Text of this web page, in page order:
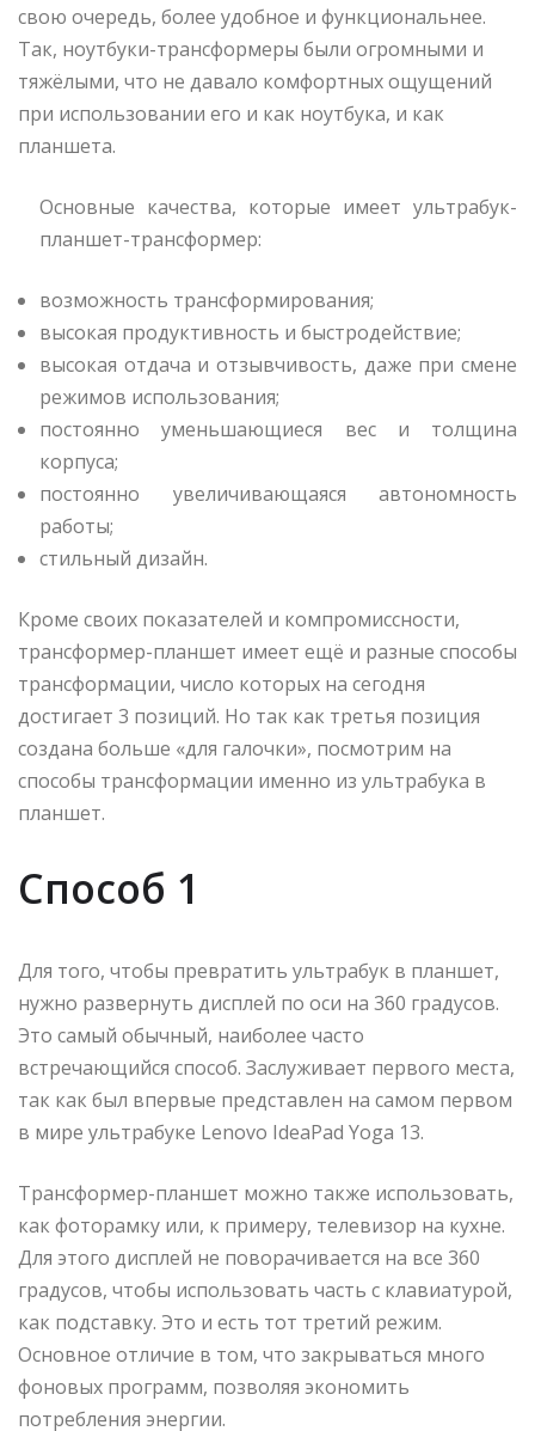
свою очередь, более удобное и функциональнее.
Так, ноутбуки-трансформеры были огромными и
тяжёлыми, что не давало комфортных ощущений
при использовании его и как ноутбука, и как
планшета.
Основные качества, которые имеет ультрабук-
планшет-трансформер:
возможность трансформирования;
высокая продуктивность и быстродействие;
высокая отдача и отзывчивость, даже при смене
режимов использования;
постоянно уменьшающиеся вес и толщина
корпуса;
постоянно увеличивающаяся автономность
работы;
стильный дизайн.
Кроме своих показателей и компромиссности,
трансформер-планшет имеет ещё и разные способы
трансформации, число которых на сегодня
достигает 3 позиций. Но так как третья позиция
создана больше «для галочки», посмотрим на
способы трансформации именно из ультрабука в
планшет.
Способ 1
Для того, чтобы превратить ультрабук в планшет,
нужно развернуть дисплей по оси на 360 градусов.
Это самый обычный, наиболее часто
встречающийся способ. Заслуживает первого места,
так как был впервые представлен на самом первом
в мире ультрабуке Lenovo IdeaPad Yoga 13.
Трансформер-планшет можно также использовать,
как фоторамку или, к примеру, телевизор на кухне.
Для этого дисплей не поворачивается на все 360
градусов, чтобы использовать часть с клавиатурой,
как подставку. Это и есть тот третий режим.
Основное отличие в том, что закрываться много
фоновых программ, позволяя экономить
потребления энергии.